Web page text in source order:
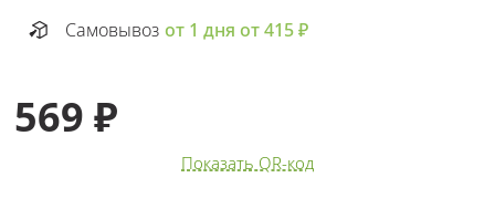
Самовывоз от 1 дня от 415 ₽
569 ₽
Показать QR-код